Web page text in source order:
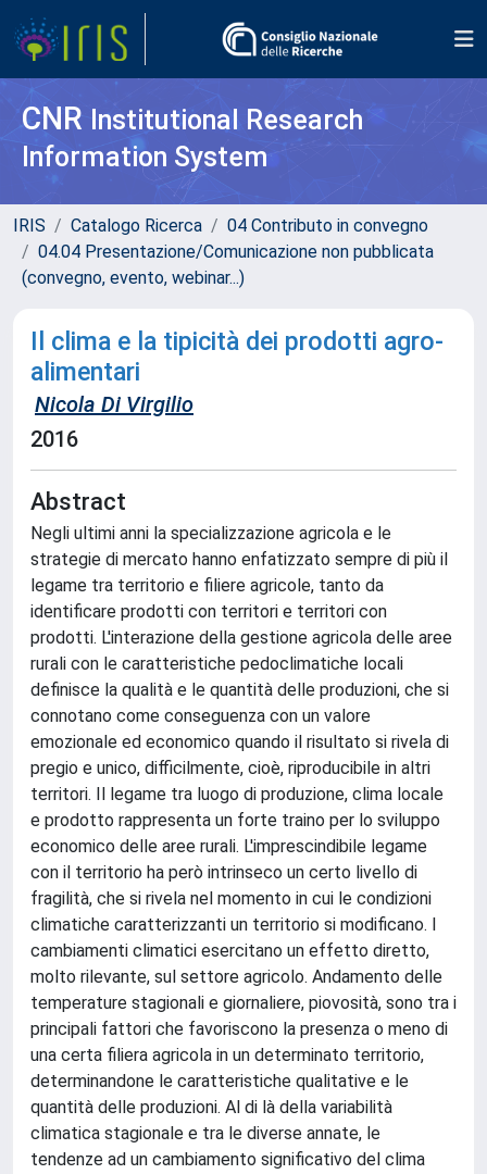
CNR Institutional Research
Information System
IRIS Catalogo Ricerca
04 Contributo in convegno
04.04 Presentazione/Comunicazione non pubblicata
(convegno, evento, webinar...)
Il clima e la tipicità dei prodotti agro-
alimentari
Nicola Di Virgilio
2016
Abstract
Negli ultimi anni la specializzazione agricola e le
strategie di mercato hanno enfatizzato sempre di più il
legame tra territorio e filiere agricole, tanto da
identificare prodotti con territori e territori con
prodotti. L'interazione della gestione agricola delle aree
rurali con le caratteristiche pedoclimatiche locali
definisce la qualità e le quantità delle produzioni, che si
connotano come conseguenza con un valore
emozionale ed economico quando il risultato si rivela di
pregio e unico, difficilmente, cioè, riproducibile in altri
territori. Il legame tra luogo di produzione, clima locale
e prodotto rappresenta un forte traino per lo sviluppo
economico delle aree rurali. L'imprescindibile legame
con il territorio ha però intrinseco un certo livello di
fragilità, che si rivela nel momento in cui le condizioni
climatiche caratterizzanti un territorio si modificano. I
cambiamenti climatici esercitano un effetto diretto,
molto rilevante, sul settore agricolo. Andamento delle
temperature stagionali e giornaliere, piovosità, sono tra i
principali fattori che favoriscono la presenza o meno di
una certa filiera agricola in un determinato territorio,
determinandone le caratteristiche qualitative e le
quantità delle produzioni. Al di là della variabilità
climatica stagionale e tra le diverse annate, le
tendenze ad un cambiamento significativo del clima